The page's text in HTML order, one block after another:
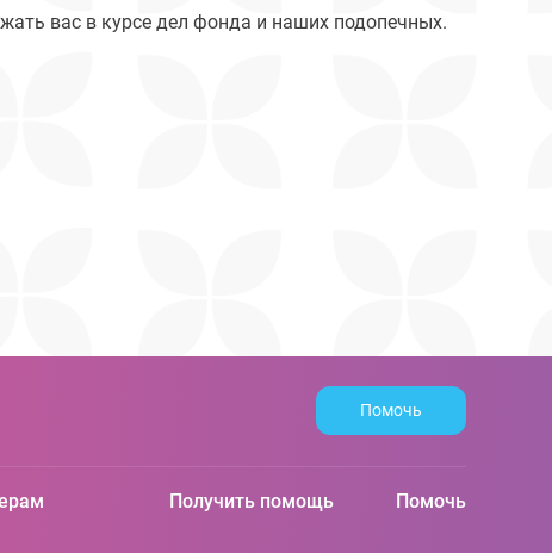
вас в курсе дел фонда и наших подопечных.
Помочь
Получить помощь Помочь